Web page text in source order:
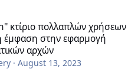
κτίριο πολλαπλών
έμφαση στην εφαρμογή
αρχών
·August 13, 2023